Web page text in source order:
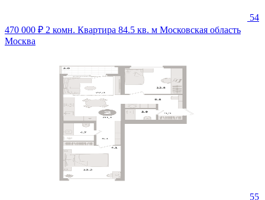
54
470 000 ₽ 2 комн. Квартира 84.5 кв. м Московская область
Москва
55